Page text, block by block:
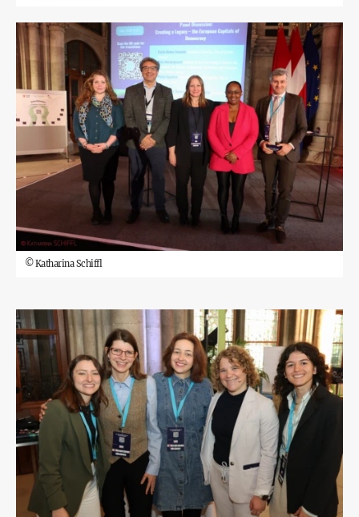
©Katharina Schiffl